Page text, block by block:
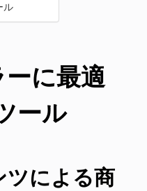
ル
に最適
ール
ツによる商